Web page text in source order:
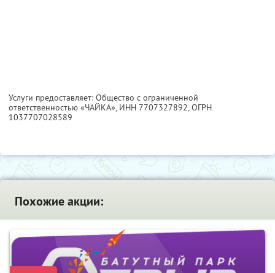
Услуги предоставляет: Общество с ограниченной
ответственностью «ЧАЙКА», ИНН 7707327892, ОГРН
1037707028589
Похожие акции: